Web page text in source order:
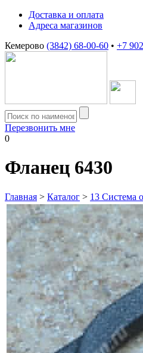
Доставка и оплата
Адреса магазинов
Кемерово (3842) 68-00-60 • +7
Перезвонить мне
0
Фланец 6430
Главная > Каталог > 13 Система